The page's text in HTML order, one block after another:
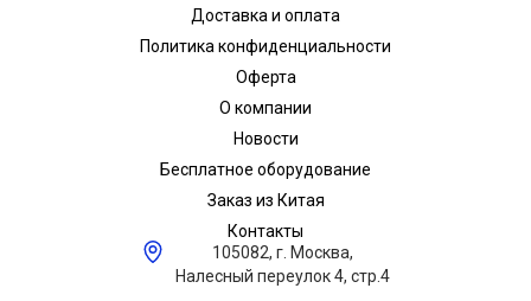
Доставка и оплата
Политика конфиденциальности
Оферта
О компании
Новости
Бесплатное оборудование
Заказ из Китая
Контакты
105082, г. Москва,
Налесный переулок 4, стр.4